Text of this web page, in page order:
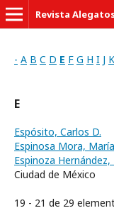
Revista
- A B C D E F G H I J K
E
Espósito, Carlos D.
Espinosa Mora,
Espinoza
Ciudad de México
19 - 21 de 29